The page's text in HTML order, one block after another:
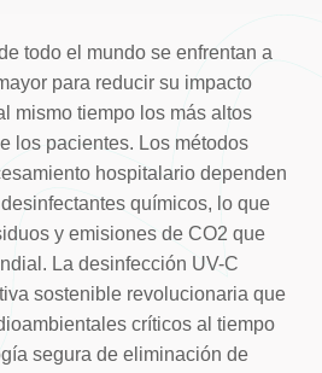
todo el mundo se enfrentan a
para reducir su impacto
mismo tiempo los más altos
los pacientes. Los métodos
hospitalario dependen
químicos, lo que
y emisiones de CO2 que
La desinfección UV-C
sostenible revolucionaria que
críticos al tiempo
segura de eliminación de